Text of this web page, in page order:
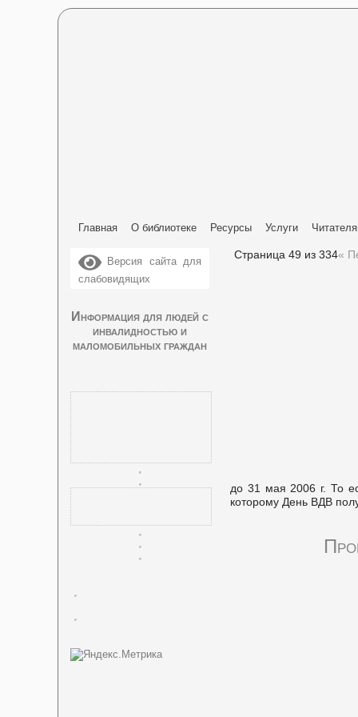
Главная О библиотеке Ресурсы Услуги
Версия сайта для
слабовидящих
Информация для людей с
инвалидностью и
маломобильных граждан
Страница 49 из 334«
до 31 мая 2006 г. То
которому День ВДВ